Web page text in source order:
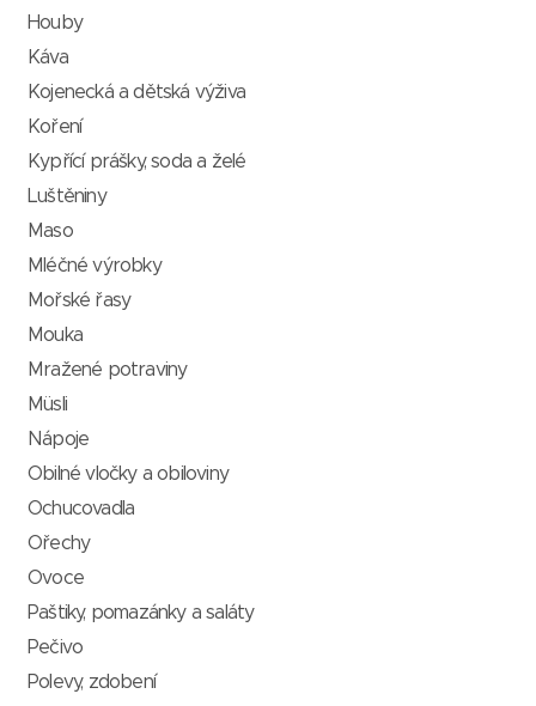
Houby
Káva
Kojenecká a dětská výživa
Koření
Kypřící prášky, soda a želé
Luštěniny
Maso
Mléčné výrobky
Mořské řasy
Mouka
Mražené potraviny
Müsli
Nápoje
Obilné vločky a obiloviny
Ochucovadla
Ořechy
Ovoce
Paštiky, pomazánky a saláty
Pečivo
Polevy, zdobení